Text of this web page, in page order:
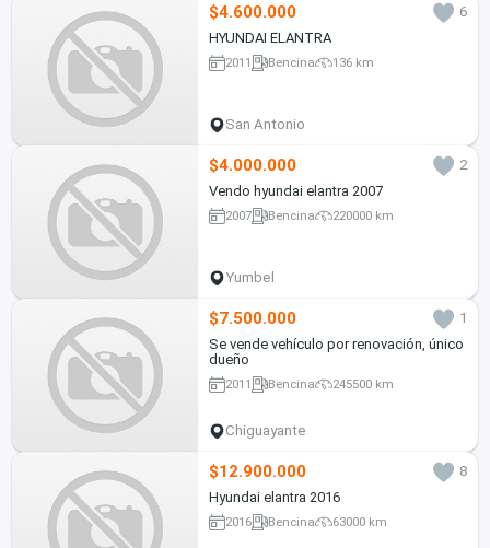
$4.600.000
6
HYUNDAI ELANTRA
2011 Bencina 136 km
San Antonio
$4.000.000
2
Vendo hyundai elantra 2007
2007 Bencina 220000 km
Yumbel
$7.500.000
1
Se vende vehículo por renovación, único
dueño
2011 Bencina 245500 km
Chiguayante
$12.900.000
8
Hyundai elantra 2016
2016 Bencina 63000 km